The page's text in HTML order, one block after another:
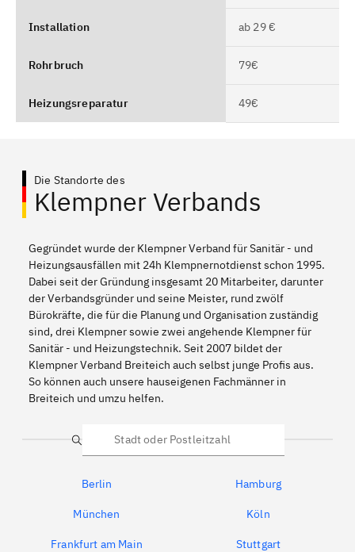
Installation ab 29 €
Rohrbruch 79€
Heizungsreparatur 49€
Die Standorte des
Klempner Verbands
Gegründet wurde der Klempner Verband für Sanitär - und
Heizungsausfällen mit 24h Klempnernotdienst schon 1995.
Dabei seit der Gründung insgesamt 20 Mitarbeiter, darunter
der Verbandsgründer und seine Meister, rund zwölf
Bürokräfte, die für die Planung und Organisation zuständig
sind, drei Klempner sowie zwei angehende Klempner für
Sanitär - und Heizungstechnik. Seit 2007 bildet der
Klempner Verband Breiteich auch selbst junge Profis aus.
So können auch unsere hauseigenen Fachmänner in
Breiteich und umzu helfen.
Suche
Berlin Hamburg
München Köln
Frankfurt am Main Stuttgart